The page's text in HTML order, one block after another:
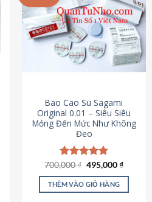
chọn
trên
trang
sản
phẩm
Bao Cao Su Sagami
Original 0.01 – Siêu Siêu
Mỏng Đến Mức Như Không
Đeo
Được xếp
hạng4.83
5 sao
700,000₫ Giá
là:
700,000 ₫.
495,000₫Giá
tại
THÊM VÀO GIỎ HÀNG